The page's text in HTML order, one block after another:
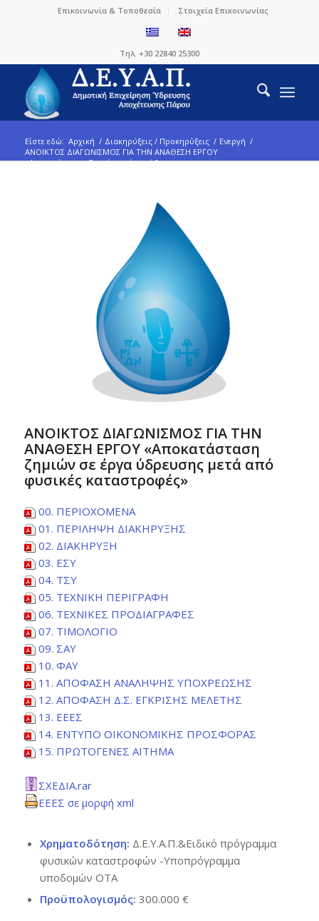
Επικοινωνία & Τοποθεσία Στοιχεία Επικοινωνίας
Τηλ. +30 22840 25300
Είστε εδώ: Αρχική / Διακηρύξεις / Προκηρύξεις / Ενεργή /
ΑΝΟΙΚΤΟΣ ΔΙΑΓΩΝΙΣΜΟΣ ΓΙΑ ΤΗΝ ΑΝΑΘΕΣΗ ΕΡΓΟΥ
«Αποκατάσταση ζημιών σε έργα ύδρευση...
ΑΝΟΙΚΤΟΣ ΔΙΑΓΩΝΙΣΜΟΣ ΓΙΑ ΤΗΝ
ΑΝΑΘΕΣΗ ΕΡΓΟΥ «Αποκατάσταση
ζημιών σε έργα ύδρευσης μετά από
φυσικές καταστροφές»
00. ΠΕΡΙΟΧΟΜΕΝΑ
01. ΠΕΡΙΛΗΨΗ ΔΙΑΚΗΡΥΞΗΣ
02. ΔΙΑΚΗΡΥΞΗ
03. ΕΣΥ
04. ΤΣΥ
05. ΤΕΧΝΙΚΗ ΠΕΡΙΓΡΑΦΗ
06. ΤΕΧΝΙΚΕΣ ΠΡΟΔΙΑΓΡΑΦΕΣ
07. ΤΙΜΟΛΟΓΙΟ
09. ΣΑΥ
10. ΦΑΥ
11. ΑΠΟΦΑΣΗ ΑΝΑΛΗΨΗΣ ΥΠΟΧΡΕΩΣΗΣ
12. ΑΠΟΦΑΣΗ Δ.Σ. ΕΓΚΡΙΣΗΣ ΜΕΛΕΤΗΣ
13. ΕΕΕΣ
14. ΕΝΤΥΠΟ ΟΙΚΟΝΟΜΙΚΗΣ ΠΡΟΣΦΟΡΑΣ
15. ΠΡΩΤΟΓΕΝΕΣ ΑΙΤΗΜΑ
ΣΧΕΔΙΑ.rar
ΕΕΕΣ σε μορφή xml
Χρηματοδότηση: Δ.Ε.Υ.Α.Π.&Ειδικό πρόγραμμα
φυσικών καταστροφών -Υποπρόγραμμα
υποδομών ΟΤΑ
Προϋπολογισμός: 300.000 €